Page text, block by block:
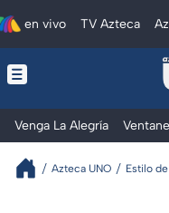
en vivo TV Azteca
Venga La Alegría
Azteca UNO Estilo